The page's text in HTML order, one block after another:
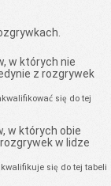
w których nie
z rozgrywek
się do tej
w których obie
w lidze
się do tej tabeli